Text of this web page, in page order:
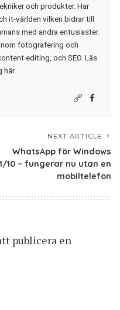
och produkter. Har
it-världen vilken bidrar till
med andra entusiaster.
fotografering och
editing, och SEO. Läs
här.
NEXT ARTICLE
WhatsApp för Windows
10 – fungerar nu utan en
mobiltelefon
publicera en